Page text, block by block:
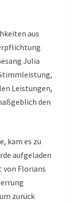
aus
Julia
Leistungen,
den
kam es zu
aufgeladen
von Florians
zurück